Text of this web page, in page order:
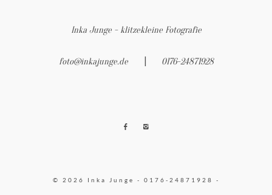
Inka Junge - klitzekleine Fotografie
foto@inkajunge.de 0176-24871928
© 2026 Inka Junge - 0176-24871928 -